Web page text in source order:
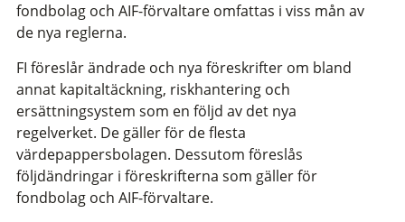
fondbolag och AIF-förvaltare omfattas i viss mån av
de nya reglerna.
FI föreslår ändrade och nya föreskrifter om bland
annat kapitaltäckning, riskhantering och
ersättningsystem som en följd av det nya
regelverket. De gäller för de flesta
värdepappersbolagen. Dessutom föreslås
följdändringar i föreskrifterna som gäller för
fondbolag och AIF-förvaltare.